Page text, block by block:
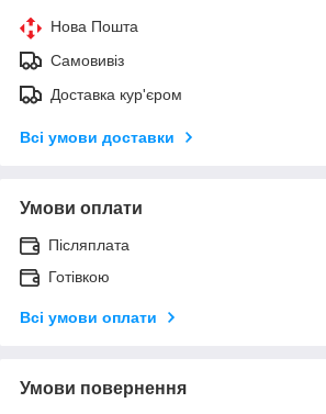
Нова Пошта
Самовивіз
Доставка кур'єром
Всі умови доставки
Умови оплати
Післяплата
Готівкою
Всі умови оплати
Умови повернення